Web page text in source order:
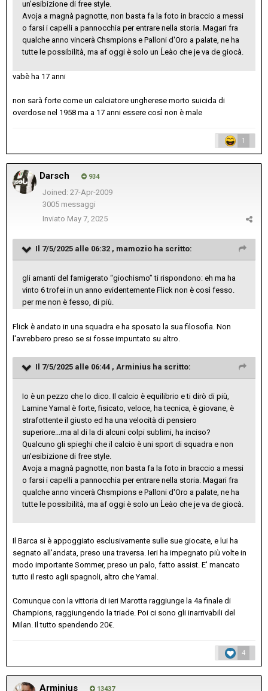
un'esibizione di free style.
Avoja a magnà pagnotte, non basta fa la foto in braccio a messi
o farsi i capelli a pannocchia per entrare nella storia. Magari fra
qualche anno vincerà Chsmpions e Palloni d'Oro a palate, ne ha
tutte le possibilità, ma af oggi è solo un Ĺeào che je va de giocà.
vabè ha 17 anni
non sarà forte come un calciatore ungherese morto suicida di
overdose nel 1958 ma a 17 anni essere così non è male
1
Darsch 934
Joined: 27-Apr-2009
3005 messaggi
Inviato May 7, 2025
Il 7/5/2025 alle 06:32 , mamozio ha scritto:
gli amanti del famigerato “giochismo” ti rispondono: eh ma ha
vinto 6 trofei in un anno evidentemente Flick non è così fesso.
per me non è fesso, di più.
Flick è andato in una squadra e ha sposato la sua filosofia. Non
l'avrebbero preso se si fosse impuntato su altro.
Il 7/5/2025 alle 06:44 , Arminius ha scritto:
Io è un pezzo che lo dico. Il calcio è equilibrio e ti dirò di più,
Lamine Yamal è forte, fisicato, veloce, ha tecnica, è giovane, è
strafottente il giusto ed ha una velocità di pensiero
superiore...ma al di la di alcuni colpi sublimi, ha inciso?
Qualcuno gli spieghi che il calcio è uni sport di squadra e non
un'esibizione di free style.
Avoja a magnà pagnotte, non basta fa la foto in braccio a messi
o farsi i capelli a pannocchia per entrare nella storia. Magari fra
qualche anno vincerà Chsmpions e Palloni d'Oro a palate, ne ha
tutte le possibilità, ma af oggi è solo un Ĺeào che je va de giocà.
Il Barca si è appoggiato esclusivamente sulle sue giocate, e lui ha
segnato all'andata, preso una traversa. Ieri ha impegnato più volte in
modo importante Sommer, preso un palo, fatto assist. E' mancato
tutto il resto agli spagnoli, altro che Yamal.
Comunque con la vittoria di ieri Marotta raggiunge la 4a finale di
Champions, raggiungendo la triade. Poi ci sono gli inarrivabili del
Milan. Il tutto spendendo 20€.
4
Arminius 13437